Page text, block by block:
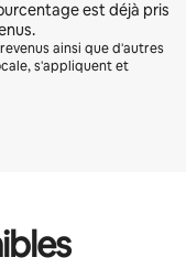
est déjà pris
ainsi que d'autres
s'appliquent et